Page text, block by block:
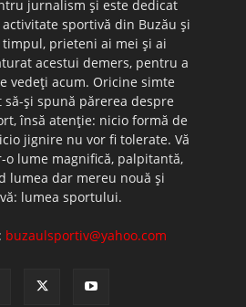
jurnalism şi este dedicat
sportivă din Buzău şi
prieteni ai mei şi ai
acestui demers, pentru a
vedeţi acum. Oricine simte
să-şi spună părerea despre
însă atenţie: nicio formă de
jignire nu vor fi tolerate. Vă
lume magnifică, palpitantă,
lumea dar mereu nouă şi
lumea sportului.
buzaulsportiv@yahoo.com